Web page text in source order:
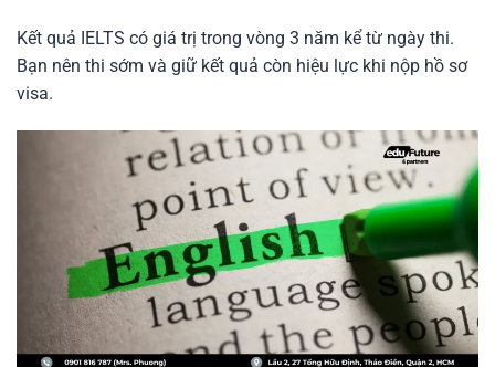
Kết quả IELTS có giá trị trong vòng 3 năm kể từ ngày thi.
Bạn nên thi sớm và giữ kết quả còn hiệu lực khi nộp hồ sơ
visa.